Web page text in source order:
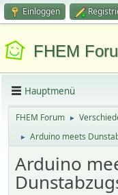
Einloggen
FHEM
Hauptmenü
FHEM Forum ►
► Arduino meets
Arduino